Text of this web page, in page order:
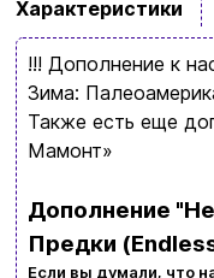
Характеристики
!!! Дополнение к
Зима:
Также есть еще
Мамонт»
Дополнение
Предки
Если вы думали, что